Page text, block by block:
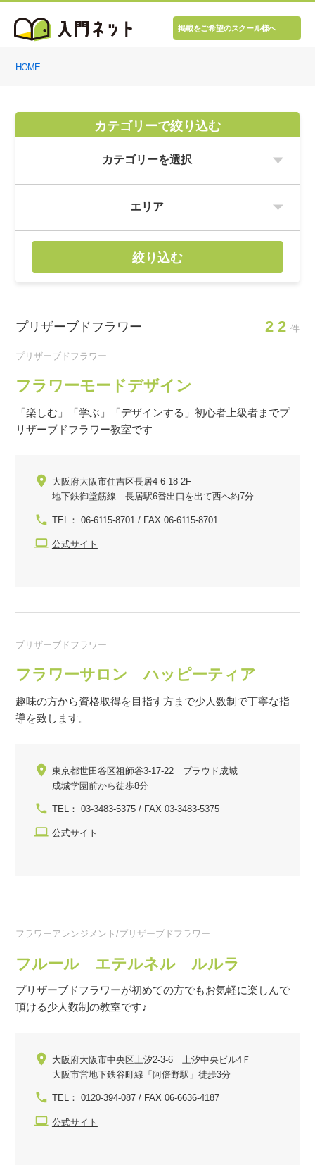
掲載をご希望のスクール様へ
HOME
カテゴリーで絞り込む
絞り込む
プリザーブドフラワー 22 件
プリザーブドフラワー
フラワーモードデザイン
「楽しむ」「学ぶ」「デザインする」初心者上級者までプ
リザーブドフラワー教室です
大阪府大阪市住吉区長居4-6-18-2F
地下鉄御堂筋線 長居駅6番出口を出て西へ約7分
TEL： 06-6115-8701 / FAX 06-6115-8701
公式サイト
プリザーブドフラワー
フラワーサロン ハッピーティア
趣味の方から資格取得を目指す方まで少人数制で丁寧な指
導を致します。
東京都世田谷区祖師谷3-17-22 プラウド成城
成城学園前から徒歩8分
TEL： 03-3483-5375 / FAX 03-3483-5375
公式サイト
フラワーアレンジメント/プリザーブドフラワー
フルール エテルネル ルルラ
プリザーブドフラワーが初めての方でもお気軽に楽しんで
頂ける少人数制の教室です♪
大阪府大阪市中央区上汐2-3-6 上汐中央ビル4Ｆ
大阪市営地下鉄谷町線「阿倍野駅」徒歩3分
TEL： 0120-394-087 / FAX 06-6636-4187
公式サイト